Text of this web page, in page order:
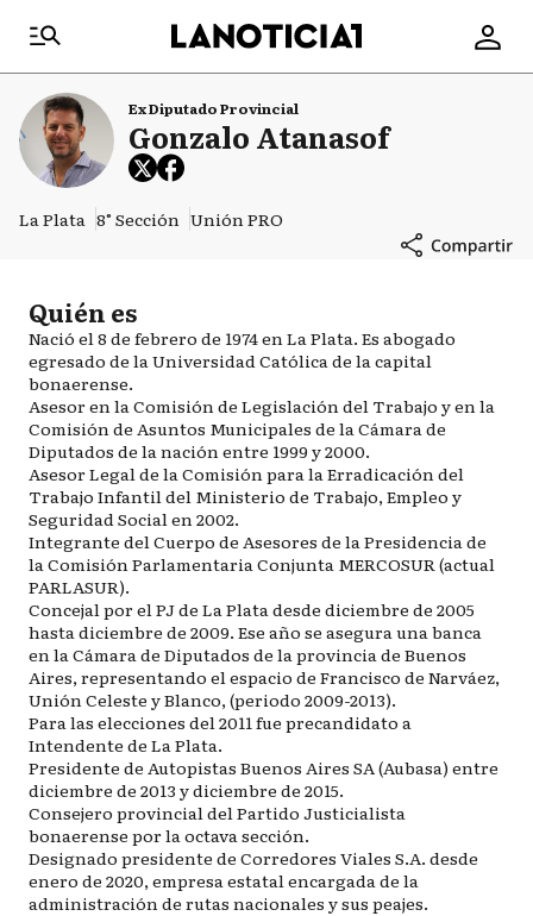
Ex Diputado Provincial
Gonzalo Atanasof
La Plata 8° Sección Unión PRO
Quién es
Nació el 8 de febrero de 1974 en La Plata. Es abogado
egresado de la Universidad Católica de la capital
bonaerense.
Asesor en la Comisión de Legislación del Trabajo y en la
Comisión de Asuntos Municipales de la Cámara de
Diputados de la nación entre 1999 y 2000.
Asesor Legal de la Comisión para la Erradicación del
Trabajo Infantil del Ministerio de Trabajo, Empleo y
Seguridad Social en 2002.
Integrante del Cuerpo de Asesores de la Presidencia de
la Comisión Parlamentaria Conjunta MERCOSUR (actual
PARLASUR).
Concejal por el PJ de La Plata desde diciembre de 2005
hasta diciembre de 2009. Ese año se asegura una banca
en la Cámara de Diputados de la provincia de Buenos
Aires, representando el espacio de Francisco de Narváez,
Unión Celeste y Blanco, (periodo 2009-2013).
Para las elecciones del 2011 fue precandidato a
Intendente de La Plata.
Presidente de Autopistas Buenos Aires SA (Aubasa) entre
diciembre de 2013 y diciembre de 2015.
Consejero provincial del Partido Justicialista
bonaerense por la octava sección.
Designado presidente de Corredores Viales S.A. desde
enero de 2020, empresa estatal encargada de la
administración de rutas nacionales y sus peajes.